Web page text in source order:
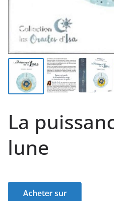
La
lune
Acheter sur